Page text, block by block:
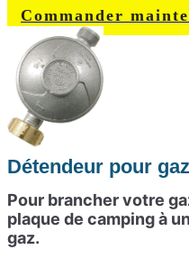
Commander
Détendeur pour
Pour brancher votre
plaque de camping à
gaz.